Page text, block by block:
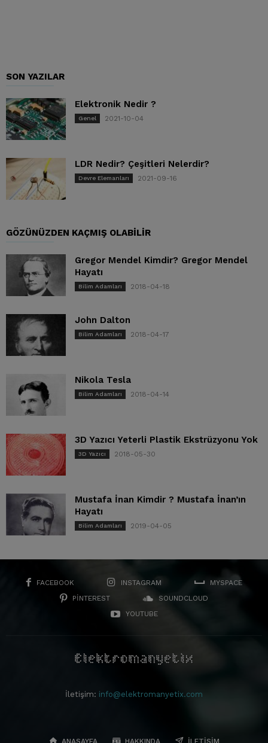
SON YAZILAR
Elektronik Nedir ?
Genel 2021-10-04
LDR Nedir? Çeşitleri Nelerdir?
Devre Elemanları 2021-09-16
GÖZÜNÜZDEN KAÇMIŞ OLABILIR
Gregor Mendel Kimdir? Gregor Mendel
Hayatı
Bilim Adamları 2018-04-18
John Dalton
Bilim Adamları 2018-04-17
Nikola Tesla
Bilim Adamları 2018-04-14
3D Yazıcı Yeterli Plastik Ekstrüzyonu Yok
3D Yazıcı 2018-05-30
Mustafa İnan Kimdir ? Mustafa İnan’ın
Hayatı
Bilim Adamları 2019-04-05
FACEBOOK INSTAGRAM
MYSPACE
PINTEREST
SOUNDCLOUD
YOUTUBE
İletişim: info@elektromanyetix.com
ANASAYFA HAKKINDA İLETIŞIM